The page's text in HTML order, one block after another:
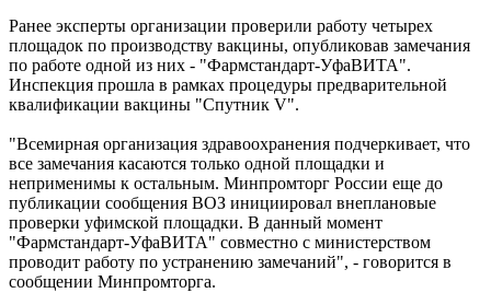
Ранее эксперты организации проверили работу четырех
площадок по производству вакцины, опубликовав замечания
по работе одной из них - "Фармстандарт-УфаВИТА".
Инспекция прошла в рамках процедуры предварительной
квалификации вакцины "Спутник V".
"Всемирная организация здравоохранения подчеркивает, что
все замечания касаются только одной площадки и
неприменимы к остальным. Минпромторг России еще до
публикации сообщения ВОЗ инициировал внеплановые
проверки уфимской площадки. В данный момент
"Фармстандарт-УфаВИТА" совместно с министерством
проводит работу по устранению замечаний", - говорится в
сообщении Минпромторга.